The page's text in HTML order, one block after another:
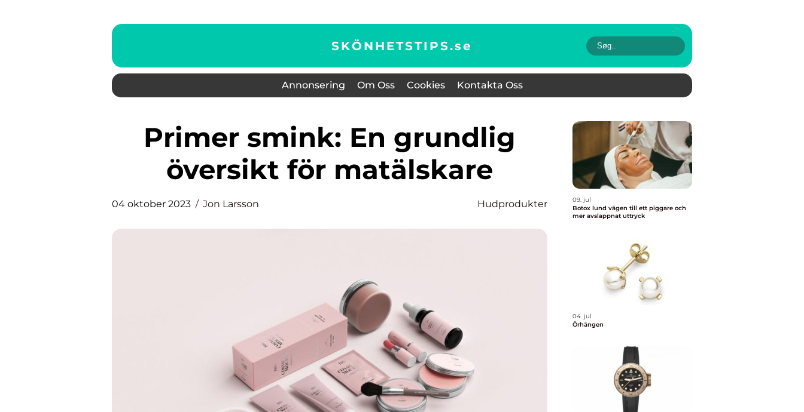
SKÖNHETSTIPS.se
Annonsering Om Oss Cookies Kontakta Oss
Primer smink: En grundlig
översikt för matälskare
04 oktober 2023 Jon Larsson Hudprodukter
09. jul
Botox lund vägen till ett piggare och
mer avslappnat uttryck
04. jul
Örhängen